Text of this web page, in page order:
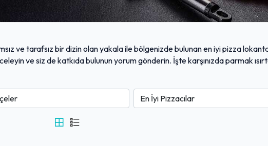
ve tarafsız bir dizin olan yakala ile bölgenizde bulunan en iyi pizza
ve siz de katkıda bulunun yorum gönderin. İşte karşınızda parmak